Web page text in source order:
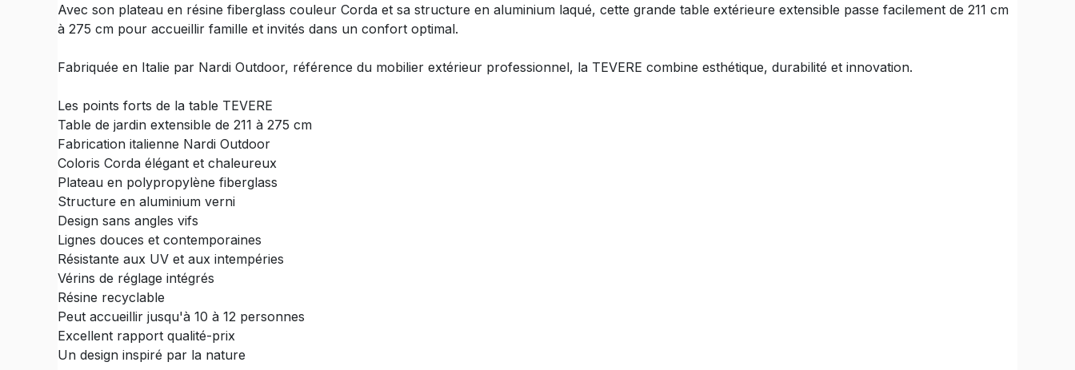
Avec son plateau en résine fiberglass couleur Corda et sa structure en aluminium laqué, cette grande table extérieure extensible passe facilement de 211 cm
à 275 cm pour accueillir famille et invités dans un confort optimal.
Fabriquée en Italie par Nardi Outdoor, référence du mobilier extérieur professionnel, la TEVERE combine esthétique, durabilité et innovation.
Les points forts de la table TEVERE
Table de jardin extensible de 211 à 275 cm
Fabrication italienne Nardi Outdoor
Coloris Corda élégant et chaleureux
Plateau en polypropylène fiberglass
Structure en aluminium verni
Design sans angles vifs
Lignes douces et contemporaines
Résistante aux UV et aux intempéries
Vérins de réglage intégrés
Résine recyclable
Peut accueillir jusqu'à 10 à 12 personnes
Excellent rapport qualité-prix
Un design inspiré par la nature